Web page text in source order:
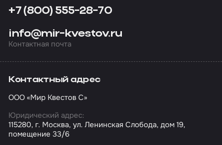
+7 (800) 555-28-70
info@mir-kvestov.ru
Контактная почта
Контактный адрес
ООО «Мир Квестов С»
Юридический адрес:
115280, г. Москва, ул. Ленинская Слобода, дом 19,
помещение 33/6